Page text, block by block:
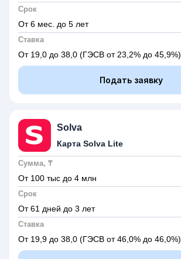
Срок
От 6 мес. до 5 лет
Ставка
От 19,0 до 38,0 (ГЭСВ от 23,2% до 45,9%)
Подать заявку
Solva
Карта Solva Lite
Сумма, ₸
От 100 тыс до 4 млн
Срок
От 61 дней до 3 лет
Ставка
От 19,9 до 38,0 (ГЭСВ от 46,0% до 46,0%)